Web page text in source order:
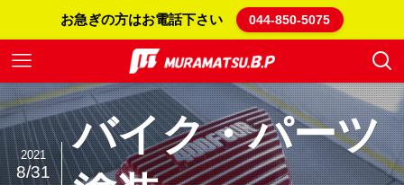
お急ぎの方はお電話下さい 044-850-5075
バイク・パーツ
2021
8/31